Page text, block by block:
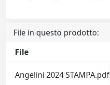
File in questo prodotto:
File
Angelini 2024 STAMPA.pdf